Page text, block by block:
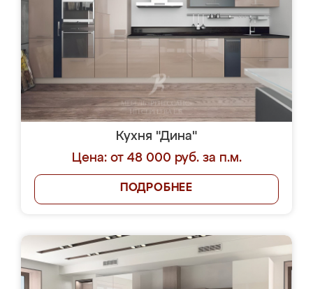
Кухня "Дина"
Цена: от 48 000 руб. за п.м.
ПОДРОБНЕЕ